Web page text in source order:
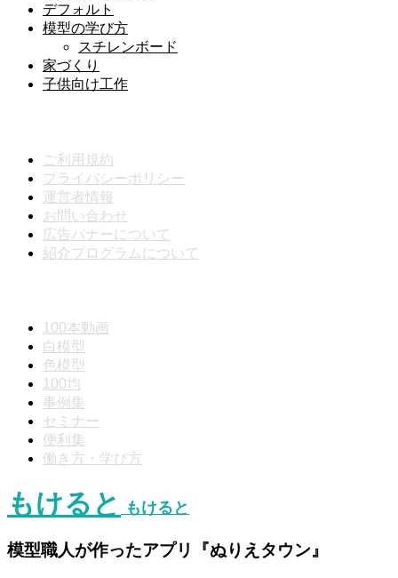
デフォルト
模型の学び方
スチレンボード
家づくり
子供向け工作
ご利用規約
プライバシーポリシー
運営者情報
お問い合わせ
広告バナーについて
紹介プログラムについて
100本動画
白模型
色模型
100均
事例集
セミナー
便利集
働き方・学び方
もけると もけると
模型職人が作ったアプリ『ぬりえタウン』